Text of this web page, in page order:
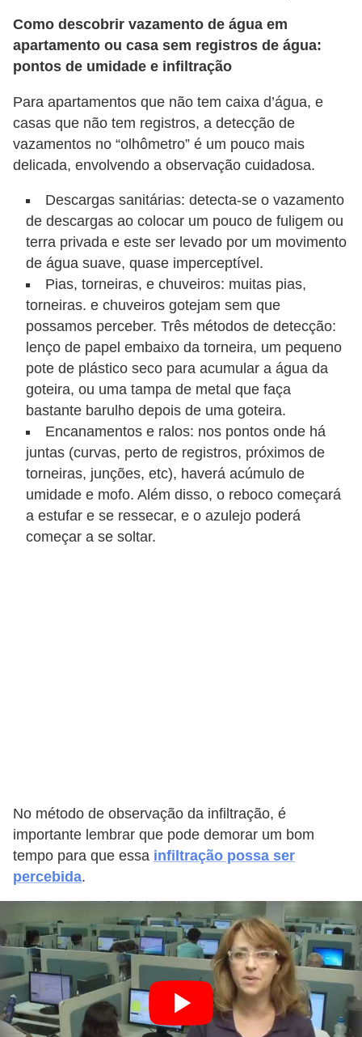
Como descobrir vazamento de água em
apartamento ou casa sem registros de água:
pontos de umidade e infiltração
Para apartamentos que não tem caixa d’água, e
casas que não tem registros, a detecção de
vazamentos no “olhômetro” é um pouco mais
delicada, envolvendo a observação cuidadosa.
Descargas sanitárias: detecta-se o vazamento
de descargas ao colocar um pouco de fuligem ou
terra privada e este ser levado por um movimento
de água suave, quase imperceptível.
Pias, torneiras, e chuveiros: muitas pias,
torneiras. e chuveiros gotejam sem que
possamos perceber. Três métodos de detecção:
lenço de papel embaixo da torneira, um pequeno
pote de plástico seco para acumular a água da
goteira, ou uma tampa de metal que faça
bastante barulho depois de uma goteira.
Encanamentos e ralos: nos pontos onde há
juntas (curvas, perto de registros, próximos de
torneiras, junções, etc), haverá acúmulo de
umidade e mofo. Além disso, o reboco começará
a estufar e se ressecar, e o azulejo poderá
começar a se soltar.
No método de observação da infiltração, é
importante lembrar que pode demorar um bom
tempo para que essa infiltração possa ser
percebida.